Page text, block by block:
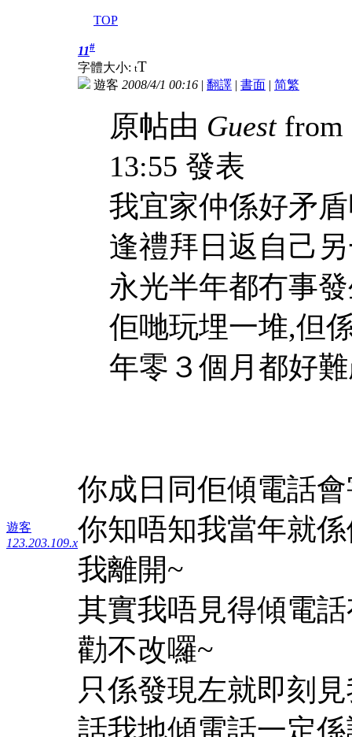
TOP
遊客
123.203.109.x
11#
字體大小: tT
遊客 2008/4/1 00:16 | 翻譯 | 書面 | 简繁
原帖由 Guestfrom
13:55 發表
我宜家仲係好矛
逢禮拜日返自己
永光半年都冇事
佢哋玩埋一堆,但
年零３個月都好
你成日同佢傾電話
你知唔知我當年就
我離開~
其實我唔見得傾電
勸不改囉~
只係發現左就即刻
話我地傾電話一定